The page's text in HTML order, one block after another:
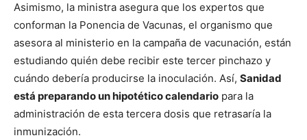
Asimismo, la ministra asegura que los expertos que
conforman la Ponencia de Vacunas, el organismo que
asesora al ministerio en la campaña de vacunación, están
estudiando quién debe recibir este tercer pinchazo y
cuándo debería producirse la inoculación. Así, Sanidad
está preparando un hipotético calendario para la
administración de esta tercera dosis que retrasaría la
inmunización.